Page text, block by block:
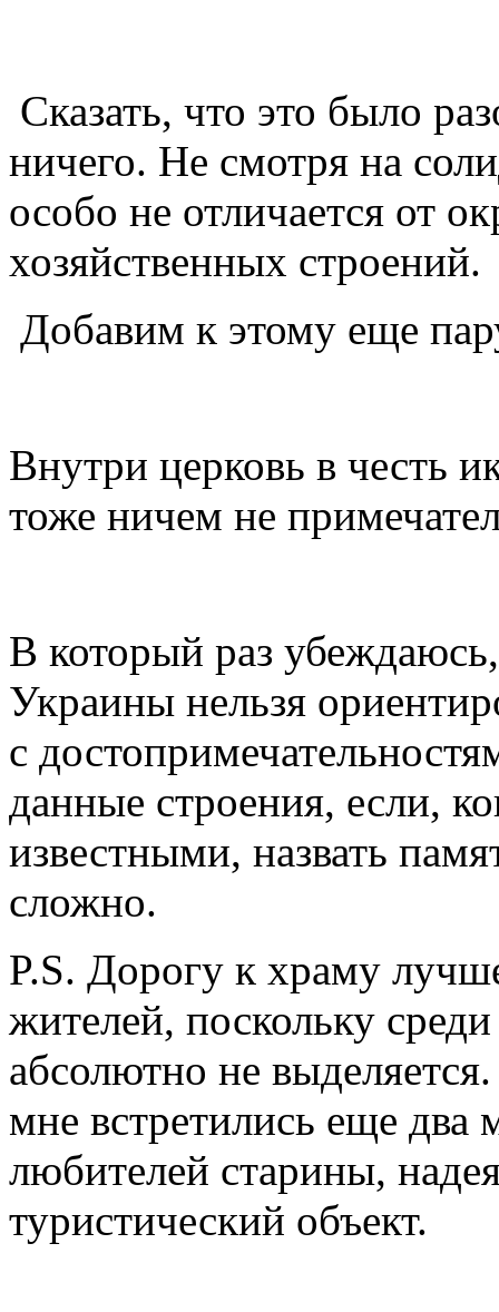
Сказать, что это было
ничего. Не смотря на
особо не отличается от
хозяйственных строений.
Добавим к этому еще
Внутри церковь в честь
тоже ничем не
В который раз
Украины нельзя
с
данные строения, если,
известными, назвать
сложно.
P.S. Дорогу к храму
жителей, поскольку
абсолютно не
мне встретились еще
любителей старины,
туристический объект.